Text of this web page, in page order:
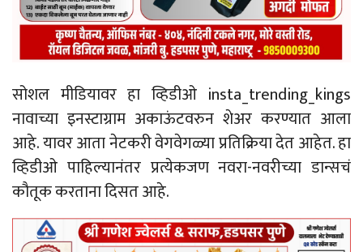
सोशल मीडियावर हा व्हिडीओ insta_trending_kings
नावाच्या इनस्टाग्राम अकाऊंटवरुन शेअर करण्यात आला
आहे. यावर आता नेटकरी वेगवेगळ्या प्रतिक्रिया देत आहेत. हा
व्हिडीओ पाहिल्यानंतर प्रत्येकजण नवरा-नवरीच्या डान्सचं
कौतूक करताना दिसत आहे.